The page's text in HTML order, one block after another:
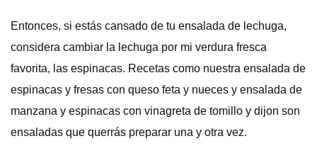
Entonces, si estás cansado de tu ensalada de lechuga,
considera cambiar la lechuga por mi verdura fresca
favorita, las espinacas. Recetas como nuestra ensalada de
espinacas y fresas con queso feta y nueces y ensalada de
manzana y espinacas con vinagreta de tomillo y dijon son
ensaladas que querrás preparar una y otra vez.